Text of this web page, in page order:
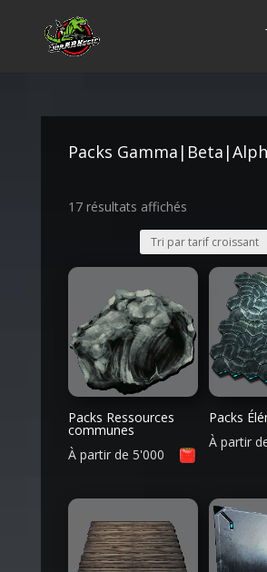
Packs
17 résultats affichés
Packs Ressources
communes
À partir de 5'000
Packs
À partir